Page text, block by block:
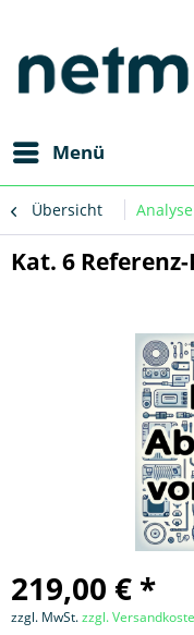
Menü
Übersicht Analyse
Kat. 6
219,00 € *
zzgl. MwSt.zzgl.